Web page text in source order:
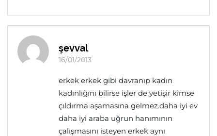
şevval
16/01/2013
erkek erkek gibi davranıp kadın
kadınlığını bilirse işler de yetişir kimse
çıldırma aşamasına gelmez.daha iyi ev
daha iyi araba uğrun hanımının
çalışmasını isteyen erkek aynı